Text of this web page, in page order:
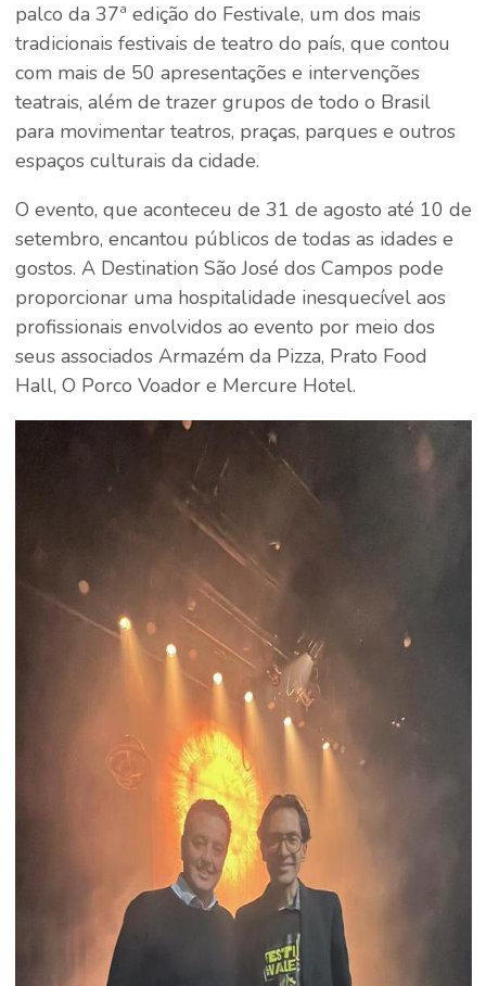
palco da 37ª edição do Festivale, um dos mais
tradicionais festivais de teatro do país, que contou
com mais de 50 apresentações e intervenções
teatrais, além de trazer grupos de todo o Brasil
para movimentar teatros, praças, parques e outros
espaços culturais da cidade.
O evento, que aconteceu de 31 de agosto até 10 de
setembro, encantou públicos de todas as idades e
gostos. A Destination São José dos Campos pode
proporcionar uma hospitalidade inesquecível aos
profissionais envolvidos ao evento por meio dos
seus associados Armazém da Pizza, Prato Food
Hall, O Porco Voador e Mercure Hotel.